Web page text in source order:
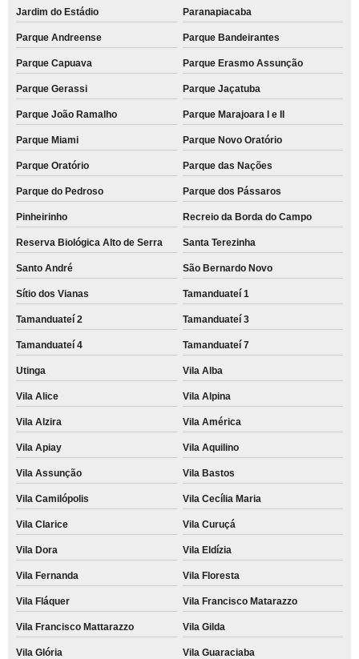
Jardim do Estádio Paranapiacaba
Parque Andreense Parque Bandeirantes
Parque Capuava Parque Erasmo Assunção
Parque Gerassi Parque Jaçatuba
Parque João Ramalho Parque Marajoara I e II
Parque Miami Parque Novo Oratório
Parque Oratório Parque das Nações
Parque do Pedroso Parque dos Pássaros
Pinheirinho Recreio da Borda do Campo
Reserva Biológica Alto de Serra Santa Terezinha
Santo André São Bernardo Novo
Sítio dos Vianas Tamanduateí 1
Tamanduateí 2 Tamanduateí 3
Tamanduateí 4 Tamanduateí 7
Utinga Vila Alba
Vila Alice Vila Alpina
Vila Alzira Vila América
Vila Apiay Vila Aquilino
Vila Assunção Vila Bastos
Vila Camilópolis Vila Cecília Maria
Vila Clarice Vila Curuçá
Vila Dora Vila Eldízia
Vila Fernanda Vila Floresta
Vila Fláquer Vila Francisco Matarazzo
Vila Francisco Mattarazzo Vila Gilda
Vila Glória Vila Guaraciaba